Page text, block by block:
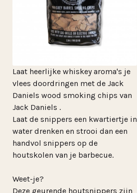
Laat heerlijke whiskey aroma's je
vlees doordringen met de Jack
Daniels wood smoking chips van
Jack Daniels .
Laat de snippers een kwartiertje in
water drenken en strooi dan een
handvol snippers op de
houtskolen van je barbecue.
Weet-je?
Deze geurende houtsnippers zijn